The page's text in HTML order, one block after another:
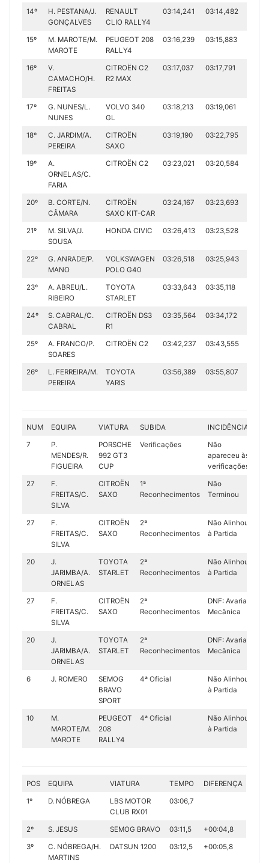
14º
H. PESTANA/J.
GONÇALVES
RENAULT
CLIO RALLY4
03:14,241 03:14,482
15º
M. MAROTE/M.
MAROTE
PEUGEOT 208
RALLY4
03:16,239 03:15,883
16º
V.
CAMACHO/H.
FREITAS
CITROËN C2
R2 MAX
03:17,037 03:17,791
17º
G. NUNES/L.
NUNES
VOLVO 340
GL
03:18,213 03:19,061
18º
C. JARDIM/A.
PEREIRA
CITROËN
SAXO
03:19,190 03:22,795
19º
A.
ORNELAS/C.
FARIA
CITROËN C2 03:23,021 03:20,584
20º
B. CORTE/N.
CÂMARA
CITROËN
SAXO KIT-CAR
03:24,167 03:23,693
21º
M. SILVA/J.
SOUSA
HONDA CIVIC 03:26,413 03:23,528
22º
G. ANRADE/P.
MANO
VOLKSWAGEN
POLO G40
03:26,518 03:25,943
23º
A. ABREU/L.
RIBEIRO
TOYOTA
STARLET
03:33,643 03:35,118
24º
S. CABRAL/C.
CABRAL
CITROËN DS3
R1
03:35,564 03:34,172
25º
A. FRANCO/P.
SOARES
CITROËN C2 03:42,237 03:43,555
26º
L. FERREIRA/M.
PEREIRA
TOYOTA
YARIS
03:56,389 03:55,807
NUM EQUIPA VIATURA SUBIDA INCIDÊNCIA
7
P.
MENDES/R.
FIGUEIRA
PORSCHE
992 GT3
CUP
Verificações
Não
apareceu às
verificações
27
F.
FREITAS/C.
SILVA
CITROËN
SAXO
1ª
Reconhecimentos
Não
Terminou
27
F.
FREITAS/C.
SILVA
CITROËN
SAXO
2ª
Reconhecimentos
Não Alinhou
à Partida
20
J.
JARIMBA/A.
ORNELAS
TOYOTA
STARLET
2ª
Reconhecimentos
Não Alinhou
à Partida
27
F.
FREITAS/C.
SILVA
CITROËN
SAXO
2ª
Reconhecimentos
DNF: Avaria
Mecânica
20
J.
JARIMBA/A.
ORNELAS
TOYOTA
STARLET
2ª
Reconhecimentos
DNF: Avaria
Mecânica
6 J. ROMERO
SEMOG
BRAVO
SPORT
4ª Oficial
Não Alinhou
à Partida
10
M.
MAROTE/M.
MAROTE
PEUGEOT
208
RALLY4
4ª Oficial
Não Alinhou
à Partida
POS EQUIPA VIATURA TEMPO DIFERENÇA
1º D. NÓBREGA
LBS MOTOR
CLUB RX01
03:06,7
2º S. JESUS SEMOG BRAVO 03:11,5 +00:04,8
3º
C. NÓBREGA/H.
MARTINS
DATSUN 1200 03:12,5 +00:05,8